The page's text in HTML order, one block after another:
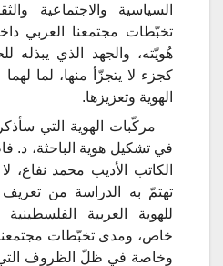
السياسية والاجتماعية
تخبّطات مجتمعنا العربي
هُويّته، والجهد الذي يبذله
كجزء لا يتجزّأ منها، لما
الهوية وتعزيزها.
مركّبات الهوية التي
في تشكيل هوية الباحثة، د.
الكاتب الأديب محمد نفاع،
تهتمّ به الدراسة من تعريف
للهوية العربية
خاص، ومدى تخبّطات مجتمعنا
وخاصة في ظلّ الظروف التي